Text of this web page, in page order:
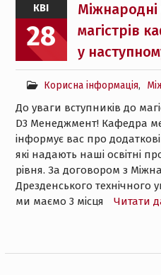
КВІ
28
магістрів
у
Корисна інформація,
До уваги вступників до
D3 Менеджмент! Кафедра
інформує вас про
які надають наші освітні
рівня. За договором з
Дрезденського технічного
ми маємо 3 місця
Читати